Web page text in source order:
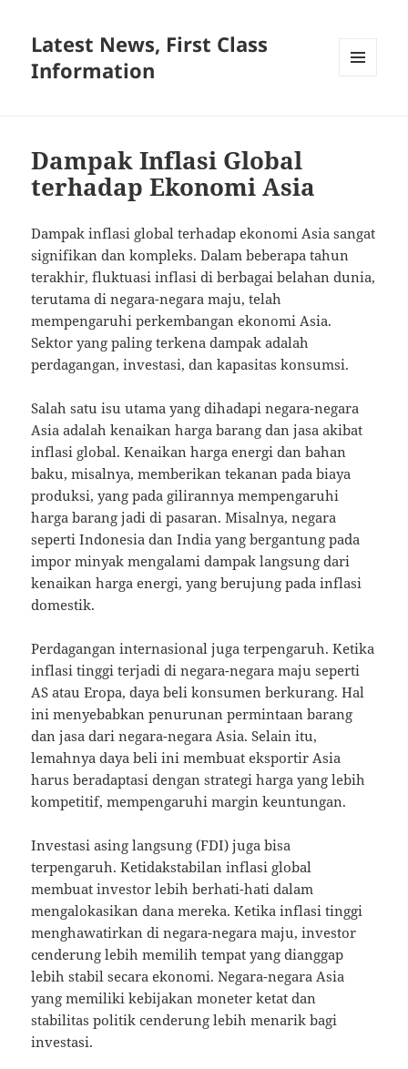
Latest News, First Class
Information
Dampak Inflasi Global
terhadap Ekonomi Asia
Dampak inflasi global terhadap ekonomi Asia sangat
signifikan dan kompleks. Dalam beberapa tahun
terakhir, fluktuasi inflasi di berbagai belahan dunia,
terutama di negara-negara maju, telah
mempengaruhi perkembangan ekonomi Asia.
Sektor yang paling terkena dampak adalah
perdagangan, investasi, dan kapasitas konsumsi.
Salah satu isu utama yang dihadapi negara-negara
Asia adalah kenaikan harga barang dan jasa akibat
inflasi global. Kenaikan harga energi dan bahan
baku, misalnya, memberikan tekanan pada biaya
produksi, yang pada gilirannya mempengaruhi
harga barang jadi di pasaran. Misalnya, negara
seperti Indonesia dan India yang bergantung pada
impor minyak mengalami dampak langsung dari
kenaikan harga energi, yang berujung pada inflasi
domestik.
Perdagangan internasional juga terpengaruh. Ketika
inflasi tinggi terjadi di negara-negara maju seperti
AS atau Eropa, daya beli konsumen berkurang. Hal
ini menyebabkan penurunan permintaan barang
dan jasa dari negara-negara Asia. Selain itu,
lemahnya daya beli ini membuat eksportir Asia
harus beradaptasi dengan strategi harga yang lebih
kompetitif, mempengaruhi margin keuntungan.
Investasi asing langsung (FDI) juga bisa
terpengaruh. Ketidakstabilan inflasi global
membuat investor lebih berhati-hati dalam
mengalokasikan dana mereka. Ketika inflasi tinggi
menghawatirkan di negara-negara maju, investor
cenderung lebih memilih tempat yang dianggap
lebih stabil secara ekonomi. Negara-negara Asia
yang memiliki kebijakan moneter ketat dan
stabilitas politik cenderung lebih menarik bagi
investasi.